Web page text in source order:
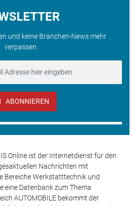
und keine Branchen-News mehr
verpassen.
ABONNIEREN
Online ist der Internetdienst für den
Nachrichten mit
Bereiche Werkstatttechnik und
eine Datenbank zum Thema
AUTOMOBILE bekommt der